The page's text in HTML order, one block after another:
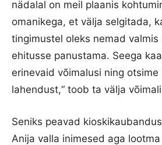
nädalal on meil plaanis
omanikega, et välja selgitada,
tingimustel oleks nemad valmis
ehitusse panustama. Seega
erinevaid võimalusi ning otsime
lahendust,“ toob ta välja
Seniks peavad
Anija valla inimesed aga